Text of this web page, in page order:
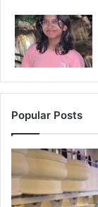
Popular Posts